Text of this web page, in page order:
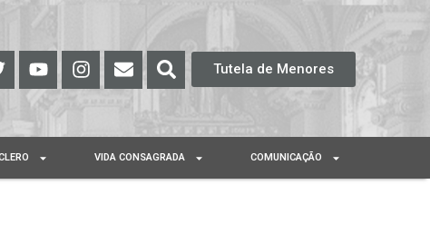
Tutela de Menores
VIDA CONSAGRADA COMUNICAÇÃO